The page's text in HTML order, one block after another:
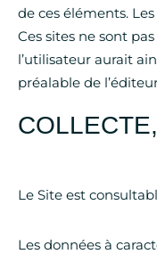
de ces éléments.
Ces sites ne sont
l’utilisateur aurait
préalable de
Le Site est
Les données à